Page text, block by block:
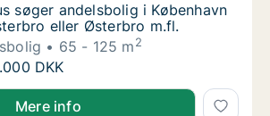
søger andelsbolig i København K,
søger andelsbolig i København
eller Østerbro m.fl.
65 - 125 m2
søger andelsbolig i København K,
DKK
i København K, Vesterbro
Mere info